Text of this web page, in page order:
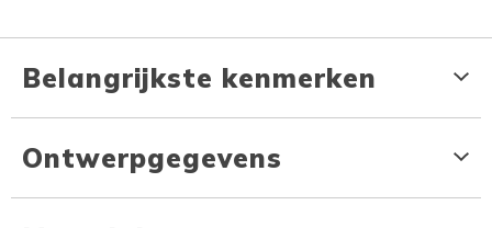
Belangrijkste kenmerken
Ontwerpgegevens